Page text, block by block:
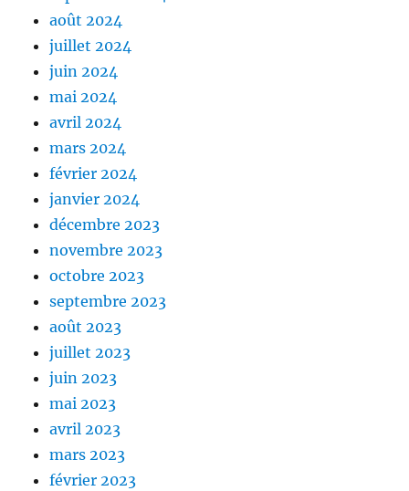
août 2024
juillet 2024
juin 2024
mai 2024
avril 2024
mars 2024
février 2024
janvier 2024
décembre 2023
novembre 2023
octobre 2023
septembre 2023
août 2023
juillet 2023
juin 2023
mai 2023
avril 2023
mars 2023
février 2023